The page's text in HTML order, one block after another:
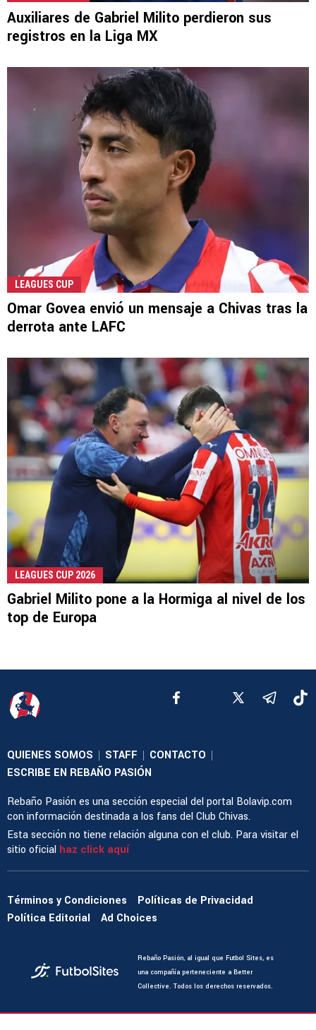
Auxiliares de Gabriel Milito perdieron sus
registros en la Liga MX
LEAGUES CUP
Omar Govea envió un mensaje a Chivas tras la
derrota ante LAFC
LEAGUES CUP 2026
Gabriel Milito pone a la Hormiga al nivel de los
top de Europa
QUIENES SOMOS | STAFF | CONTACTO |
ESCRIBE EN REBAÑO PASIÓN
Rebaño Pasión es una sección especial del portal Bolavip.com
con información destinada a los fans del Club Chivas.
Esta sección no tiene relación alguna con el club. Para visitar el
sitio oficial haz click aquí
Términos y Condiciones
Políticas de Privacidad
Política Editorial
Ad Choices
Rebaño Pasión, al igual que Futbol Sites, es
una compañía perteneciente a Better
Collective. Todos los derechos reservados.